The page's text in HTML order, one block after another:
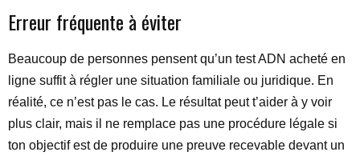
Erreur fréquente à éviter
Beaucoup de personnes pensent qu’un test ADN acheté en
ligne suffit à régler une situation familiale ou juridique. En
réalité, ce n’est pas le cas. Le résultat peut t’aider à y voir
plus clair, mais il ne remplace pas une procédure légale si
ton objectif est de produire une preuve recevable devant un